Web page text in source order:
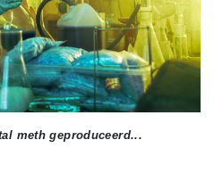
meth geproduceerd...